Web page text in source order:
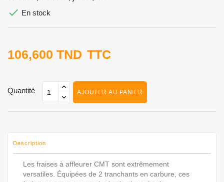
 En stock
106,600 TND TTC
Quantité AJOUTER AU PANIER
Description
Les fraises à affleurer CMT sont extrêmement
versatiles. Équipées de 2 tranchants en carbure, ces